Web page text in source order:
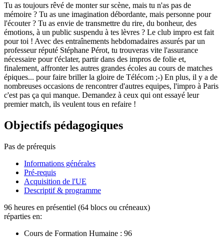
Tu as toujours rêvé de monter sur scène, mais tu n'as pas de
mémoire ? Tu as une imagination débordante, mais personne pour
l'écouter ? Tu as envie de transmettre du rire, du bonheur, des
émotions, à un public suspendu à tes lèvres ? Le club impro est fait
pour toi ! Avec des entraînements hebdomadaires assurés par un
professeur réputé Stéphane Pérot, tu trouveras vite l'assurance
nécessaire pour t'éclater, partir dans des impros de folie et,
finalement, affronter les autres grandes écoles au cours de matches
épiques... pour faire briller la gloire de Télécom ;-) En plus, il y a de
nombreuses occasions de rencontrer d'autres equipes, l'impro à Paris
c'est pas ça qui manque. Demandez à ceux qui ont essayé leur
premier match, ils veulent tous en refaire !
Objectifs pédagogiques
Pas de prérequis
Informations générales
Pré-requis
Acquisition de l'UE
Descriptif & programme
96 heures en présentiel (64 blocs ou créneaux)
réparties en:
Cours de Formation Humaine : 96